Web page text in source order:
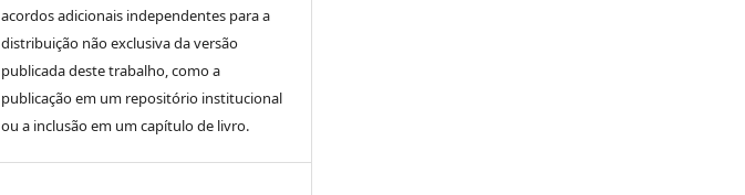
acordos adicionais independentes para a
distribuição não exclusiva da versão
publicada deste trabalho, como a
publicação em um repositório institucional
ou a inclusão em um capítulo de livro.